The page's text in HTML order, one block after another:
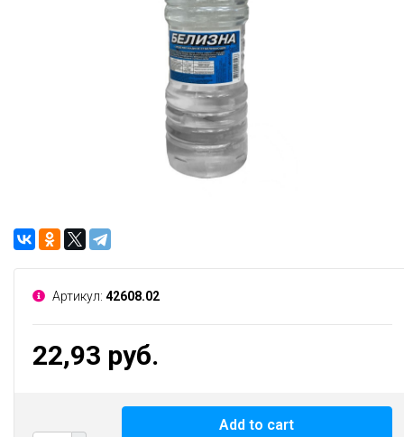
Артикул: 42608.02
22,93 руб.
Add to cart